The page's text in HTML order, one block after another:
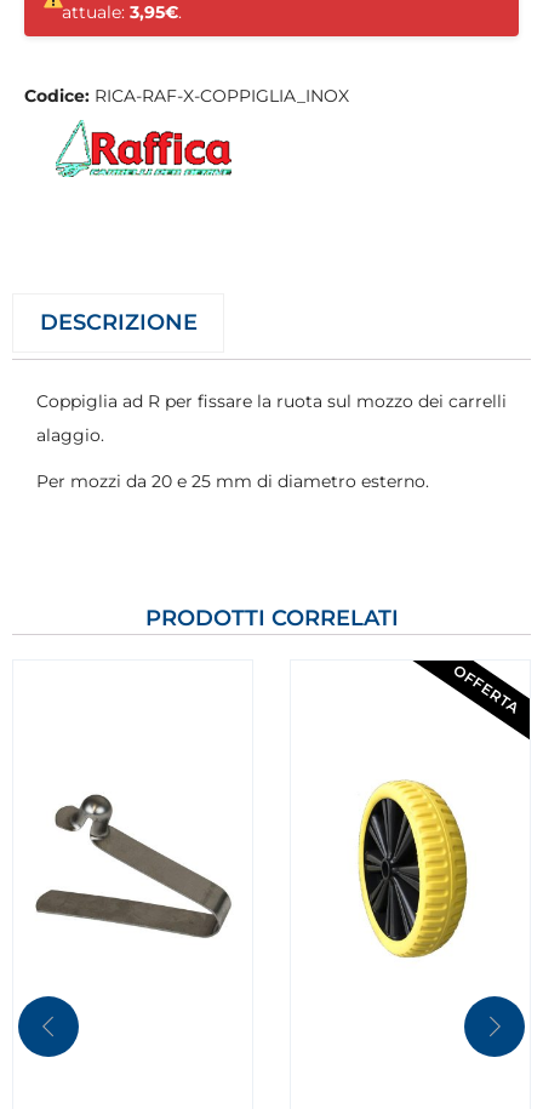
attuale: 3,95€.
Codice: RICA-RAF-X-COPPIGLIA_INOX
DESCRIZIONE
Coppiglia ad R per fissare la ruota sul mozzo dei carrelli
alaggio.
Per mozzi da 20 e 25 mm di diametro esterno.
PRODOTTI CORRELATI
OFFERTA